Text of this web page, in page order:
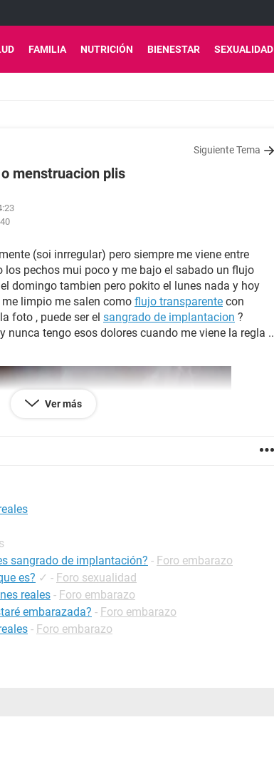
FAMILIA NUTRICIÓN BIENESTAR SEXUALIDAD
Siguiente Tema
menstruacion plis
(soi inrregular) pero siempre me viene entre
los pechos mui poco y me bajo el sabado un flujo
domingo tambien pero pokito el lunes nada y hoy
limpio me salen como flujo transparente con
foto , puede ser el sangrado de implantacion ?
nunca tengo esos dolores cuando me viene la regla ..
Ver más
sangrado de implantación? - Foro embarazo
es? ✓ - Foro sexualidad
reales - Foro embarazo
embarazada? - Foro embarazo
- Foro embarazo